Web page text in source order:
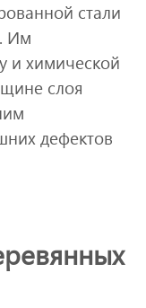
стали
Им
и химической
слоя
дефектов